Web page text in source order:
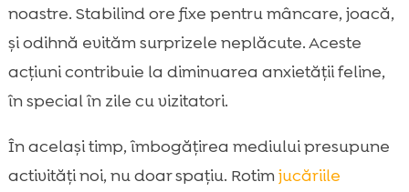
noastre. Stabilind ore fixe pentru mâncare, joacă,
și odihnă evităm surprizele neplăcute. Aceste
acțiuni contribuie la diminuarea anxietății feline,
în special în zile cu vizitatori.
În același timp, îmbogățirea mediului presupune
activități noi, nu doar spațiu. Rotimjucăriile